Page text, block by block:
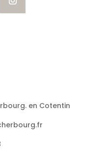
en Cotentin